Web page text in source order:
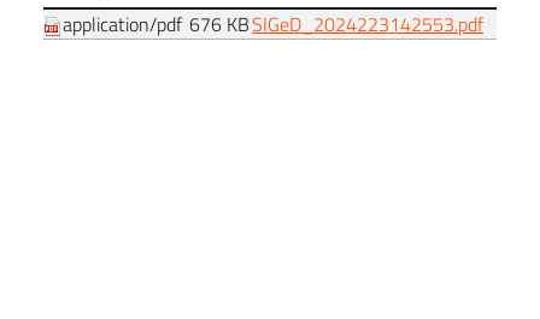
Provvedimenti
application/pdf 676 KBSIGeD_2024223142553.pdf